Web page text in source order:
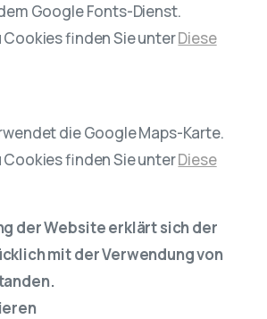
Google Fonts-Dienst.
finden Sie unterDiese
die Google Maps-Karte.
finden Sie unterDiese
der Website erklärt sich der
mit der Verwendung von